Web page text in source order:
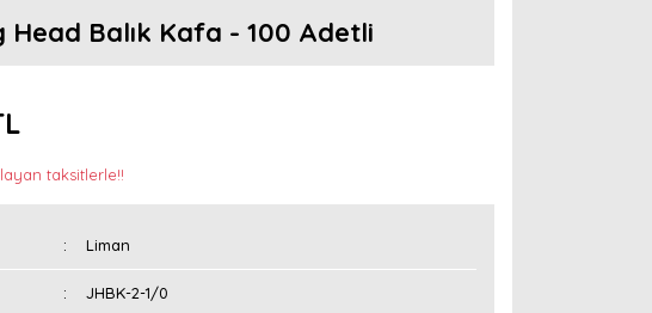
Head Balık Kafa - 100 Adetli
taksitlerle!!
Liman
JHBK-2-1/0